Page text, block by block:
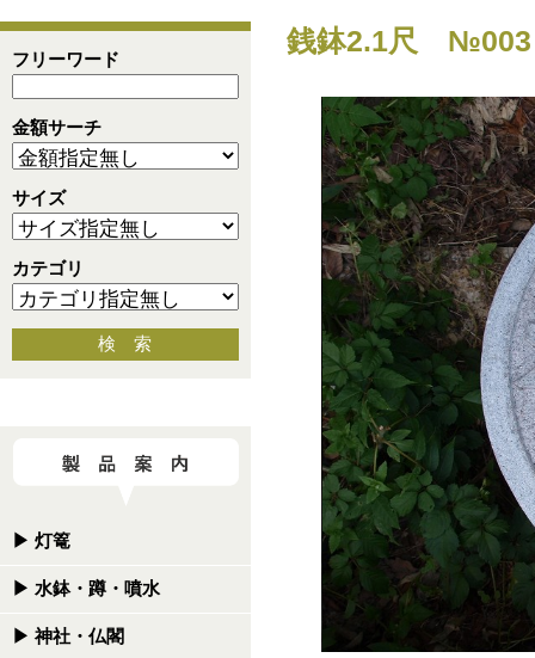
骨董
造園資材
その他
フリーワード
金額サーチ
サイズ
カテゴリ
検 索
▶ 灯篭
▶ 水鉢・蹲・噴水
▶ 神社・仏閣
銭鉢2.1尺 №003